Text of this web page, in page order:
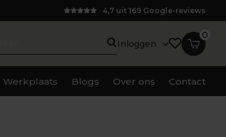
4,7 uit 169 Google-reviews
Inloggen
0
Werkplaats Blogs Over ons Contact